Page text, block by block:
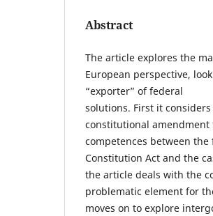
Abstract
The article explores the
European perspective,
“exporter” of federal
solutions. First it
constitutional amendment
competences between
Constitution Act and the
the article deals with the
problematic element for
moves on to explore